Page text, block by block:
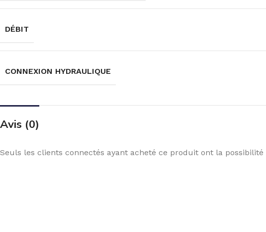
DÉBIT
CONNEXION HYDRAULIQUE
Avis (0)
Seuls les clients connectés ayant acheté ce produit ont la possibilité